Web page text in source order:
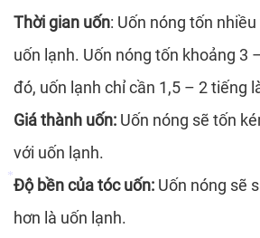
*
*
Thời gian uốn: Uốn nóng tốn
uốn lạnh. Uốn nóng tốn khoảng 3
đó, uốn lạnh chỉ cần 1,5 – 2 tiếng
Giá thành uốn: Uốn nóng sẽ tốn
với uốn lạnh.
Độ bền của tóc uốn: Uốn nóng sẽ
hơn là uốn lạnh.